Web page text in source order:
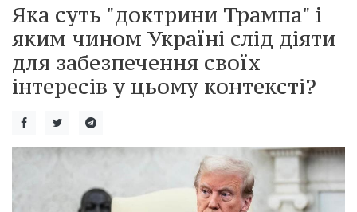
Яка суть "доктрини Трампа" і
яким чином Україні слід діяти
для забезпечення своїх
інтересів у цьому контексті?